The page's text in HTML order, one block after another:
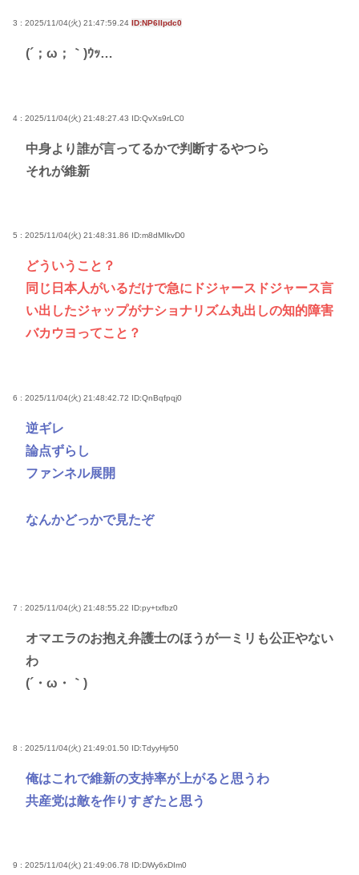
3 : 2025/11/04(火) 21:47:59.24 ID:NP6lIpdc0
(´；ω；｀)ｳｯ…
4 : 2025/11/04(火) 21:48:27.43 ID:QvXs9rLC0
中身より誰が言ってるかで判断するやつら
それが維新
5 : 2025/11/04(火) 21:48:31.86 ID:m8dMIkvD0
どういうこと？
同じ日本人がいるだけで急にドジャースドジャース言
い出したジャップがナショナリズム丸出しの知的障害
バカウヨってこと？
6 : 2025/11/04(火) 21:48:42.72 ID:QnBqfpqj0
逆ギレ
論点ずらし
ファンネル展開
なんかどっかで見たぞ
7 : 2025/11/04(火) 21:48:55.22 ID:py+txfbz0
オマエラのお抱え弁護士のほうが一ミリも公正やない
わ
(´・ω・｀)
8 : 2025/11/04(火) 21:49:01.50 ID:TdyyHjr50
俺はこれで維新の支持率が上がると思うわ
共産党は敵を作りすぎたと思う
9 : 2025/11/04(火) 21:49:06.78 ID:DWy6xDIm0